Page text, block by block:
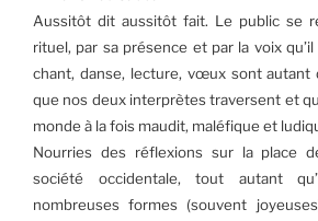
Aussitôt dit aussitôt fait. Le public se
rituel, par sa présence et par la voix
chant, danse, lecture, vœux sont autant
que nos deux interprètes traversent et
monde à la fois maudit, maléfique et
Nourries des réflexions sur la place
société occidentale, tout autant
nombreuses formes (souvent